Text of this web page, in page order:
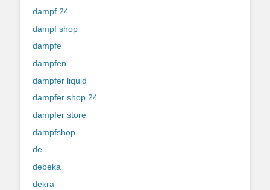
dampf 24
dampf shop
dampfe
dampfen
dampfer liquid
dampfer shop 24
dampfer store
dampfshop
de
debeka
dekra